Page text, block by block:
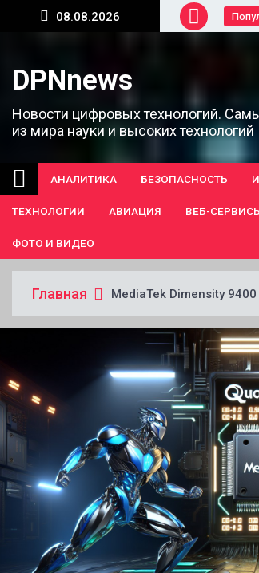
Перейти
08.08.2026
DPNnews
Новости цифровых технологий.
из мира науки и высоких технологий
АНАЛИТИКА БЕЗОПАСНОСТЬ
ТЕХНОЛОГИИ АВИАЦИЯ ВЕБ-
ФОТО И ВИДЕО
Главная MediaTek Dimensity